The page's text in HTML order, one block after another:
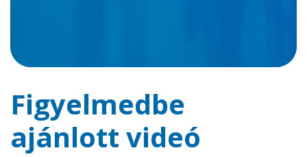
Figyelmedbe
ajánlott videó